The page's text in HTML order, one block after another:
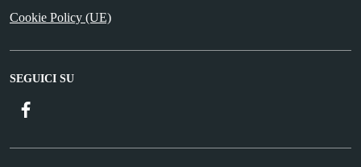
Cookie Policy (UE)
SEGUICI SU